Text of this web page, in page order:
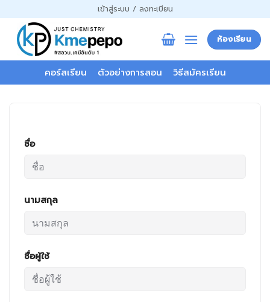
ไป
เนื้อหา
เข้าสู่ระบบ / ลงทะเบียน
ห้องเรียน
คอร์สเรียน ตัวอย่างการสอน วิธีสมัครเรียน
ชื่อ
นามสกุล
ชื่อผู้ใช้